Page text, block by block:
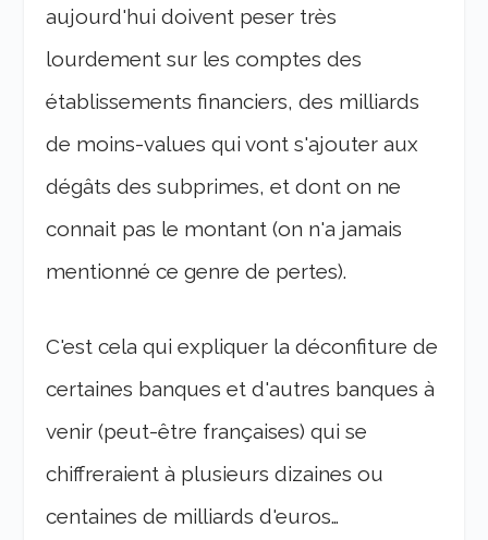
aujourd'hui doivent peser très
lourdement sur les comptes des
établissements financiers, des milliards
de moins-values qui vont s'ajouter aux
dégâts des subprimes, et dont on ne
connait pas le montant (on n'a jamais
mentionné ce genre de pertes).
C'est cela qui expliquer la déconfiture de
certaines banques et d'autres banques à
venir (peut-être françaises) qui se
chiffreraient à plusieurs dizaines ou
centaines de milliards d'euros…